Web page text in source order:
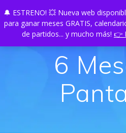
🔔 ESTRENO! 💥 Nueva web
para ganar meses GRATIS,
de partidos... y mucho más! 👉
to
TUPLAY
6